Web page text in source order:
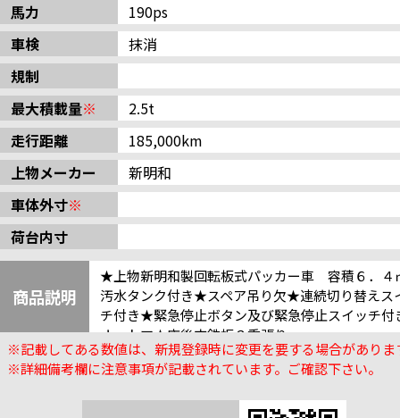
馬力
190ps
車検
抹消
規制
最大積載量※
2.5t
走行距離
185,000km
上物メーカー
新明和
車体外寸※
荷台内寸
商品説明
★上物新明和製回転板式パッカー車 容積６．
汚水タンク付き★スペア吊り欠★連続切り替えス
チ付き★緊急停止ボタン及び緊急停止スイッチ
オートマ★床後方鉄板２重張り
※記載してある数値は、新規登録時に変更を要する場合がありま
※詳細備考欄に注意事項が記載されています。ご確認下さい。